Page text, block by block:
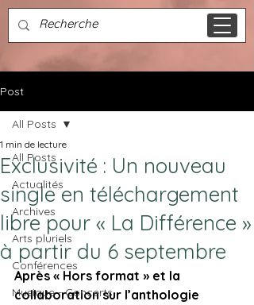
Post
All Posts
Actualités
Archives
Arts pluriels
Conférences
Musique - Concerts
All Posts
Exclusivité : Un nouveau
single en téléchargement
libre pour « La Différence »
à partir du 6 septembre
1 min de lecture
Après « Hors format » et la
collaboration sur l’anthologie